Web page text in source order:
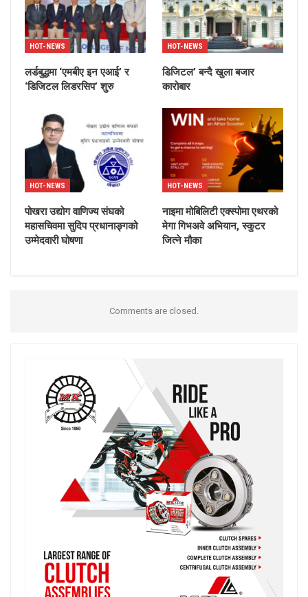
HOT-NEWS
लर्डबुद्धमा ‘एमबीए इन एआई’ र
‘डिजिटल लिडरसिप’ शुरु
HOT-NEWS
डिजिटल’ बन्दै खुला बजार
कारोबार
HOT-NEWS
पोखरा उद्योग वाणिज्य संघको
महासचिवमा सुदिप प्रधानाङ्गको
उम्मेदवारी घोषणा
HOT-NEWS
नाइमा मोबिलिटी एक्स्पोमा एथरको
मेगा गिभअवे अभियान, स्कुटर
जित्ने मौका
Comments are closed.